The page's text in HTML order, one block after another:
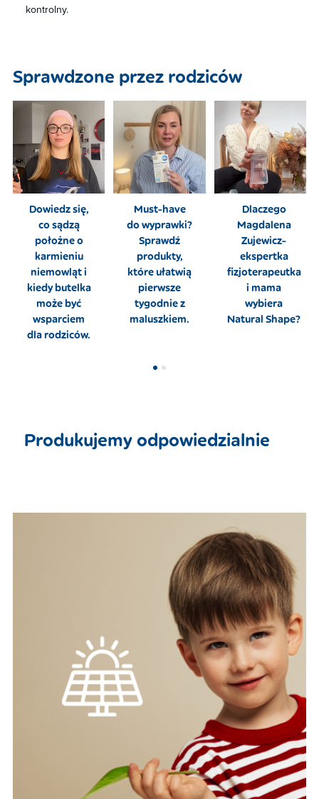
kontrolny.
Sprawdzone przez rodziców​
Dowiedz się,
co sądzą
położne o
karmieniu
niemowląt i
kiedy butelka
może być
wsparciem
dla rodziców.
Must-have
do wyprawki?
Sprawdź
produkty,
które ułatwią
pierwsze
tygodnie z
maluszkiem.
Dlaczego
Magdalena
Zujewicz-
ekspertka
fizjoterapeutka
i mama
wybiera
Natural Shape?
Produkujemy odpowiedzialnie ​